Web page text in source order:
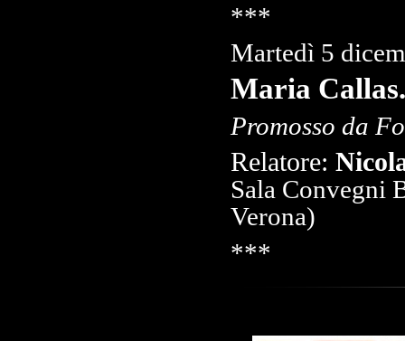
***
Martedì 5
Maria
Promosso da
Relatore:
Sala Convegni
Verona)
***